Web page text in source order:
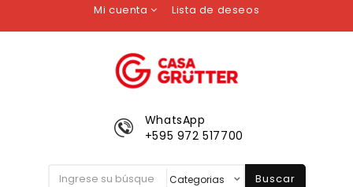
Mi cuenta Lista de deseos
WhatsApp
+595 972 517700
Buscar